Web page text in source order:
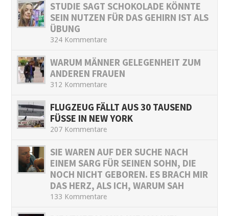
STUDIE SAGT SCHOKOLADE KÖNNTE
SEIN NUTZEN FÜR DAS GEHIRN IST ALS
ÜBUNG
324 Kommentare
WARUM MÄNNER GELEGENHEIT ZUM
ANDEREN FRAUEN
312 Kommentare
FLUGZEUG FÄLLT AUS 30 TAUSEND
FÜSSE IN NEW YORK
207 Kommentare
SIE WAREN AUF DER SUCHE NACH
EINEM SARG FÜR SEINEN SOHN, DIE
NOCH NICHT GEBOREN. ES BRACH MIR
DAS HERZ, ALS ICH, WARUM SAH
133 Kommentare